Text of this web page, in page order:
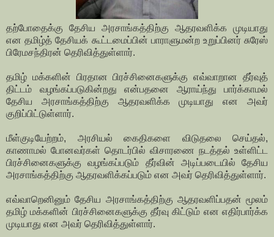
தற்போதைக்கு தேசிய அரசாங்கத்திற்கு ஆதரவளிக்க முடியாது
என தமிழ்த் தேசியக் கூட்டமைப்பின் பாராளுமன்ற உறுப்பினர் சுரேஸ்
பிரேமசந்திரன் தெரிவித்துள்ளார்.
தமிழ் மக்களின் பிரதான பிரச்சினைகளுக்கு எவ்வாறான தீர்வுத்
திட்டம் வழங்கப்படுகின்றது என்பதனை ஆராய்ந்து பார்க்காமல்
தேசிய அரசாங்கத்திற்கு ஆதரவளிக்க முடியாது என அவர்
குறிப்பிட்டுள்ளார்.
மீள்குடியேற்றம், அரசியல் கைதிகளை விடுதலை செய்தல்,
காணாமல் போனவர்கள் தொடர்பில் விசாரணை நடத்தல் உள்ளிட்ட
பிரச்சினைகளுக்கு வழங்கப்படும் தீர்வின் அடிப்படையில் தேசிய
அரசாங்கத்திற்கு ஆதரவளிக்கப்படும் என அவர் தெரிவித்துள்ளார்.
எவ்வாறெனினும் தேசிய அரசாங்கத்திற்கு ஆதரவளிப்பதன் மூலம்
தமிழ் மக்களின் பிரச்சினைகளுக்கு தீர்வு கிட்டும் என எதிர்பார்க்க
முடியாது என அவர் தெரிவித்துள்ளார்.